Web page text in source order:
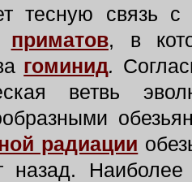
тесную связь
приматов, в
гоминид.
ветвь
радиации
назад.